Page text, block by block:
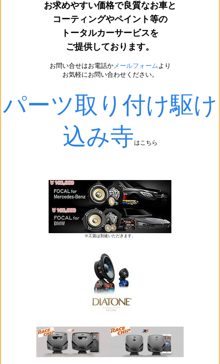
お求めやすい価格で良質なお車と
コーティングやペイント等の
トータルカーサービスを
ご提供しております。
お問い合せはお電話かメールフォームより
お気軽にお問い合わせください。
パーツ取り付け駆け
込み寺はこちら
※工賃は別途いただきます。